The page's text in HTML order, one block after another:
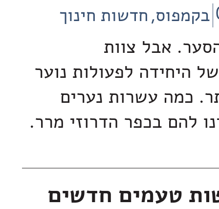
בקמפוס חדשות חינוך
אבל צוות
היחידה לפעולות נוער
כמה עשרות נערים
להם בכפר הדרוזי מרר.
טעמים חדשים